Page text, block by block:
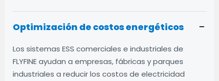
Optimización de costos energéticos −
Los sistemas ESS comerciales e industriales de
FLYFINE ayudan a empresas, fábricas y parques
industriales a reducir los costos de electricidad